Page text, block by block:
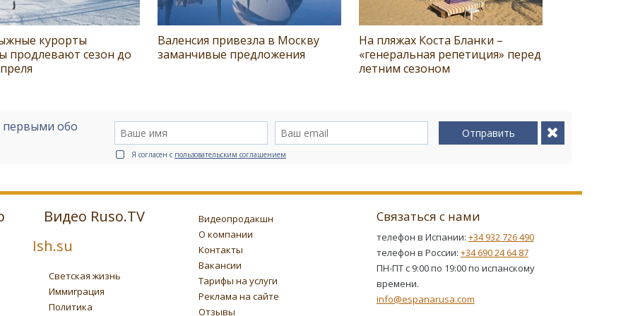
курорты
продлевают сезон до
Валенсия привезла в Москву
заманчивые предложения
На пляжах Коста Бланки –
«генеральная репетиция» перед
летним сезоном
первыми обо Отправить
Я согласен с пользовательским соглашением
Видео Ruso.TV
Ish.su
Светская жизнь
Иммиграция
Политика
Видеопродакшн
О компании
Контакты
Вакансии
Тарифы на услуги
Реклама на сайте
Отзывы
Связаться с нами
телефон в Испании: +34 932 726 490
телефон в России: +34 690 24 64 87
ПН-ПТ с 9:00 по 19:00 по испанскому
времени.
info@espanarusa.com